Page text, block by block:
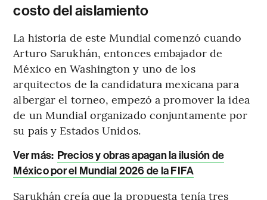
costo del aislamiento
La historia de este Mundial comenzó cuando
Arturo Sarukhán, entonces embajador de
México en Washington y uno de los
arquitectos de la candidatura mexicana para
albergar el torneo, empezó a promover la idea
de un Mundial organizado conjuntamente por
su país y Estados Unidos.
Ver más: Precios y obras apagan la ilusión de
México por el Mundial 2026 de la FIFA
Sarukhán creía que la propuesta tenía tres